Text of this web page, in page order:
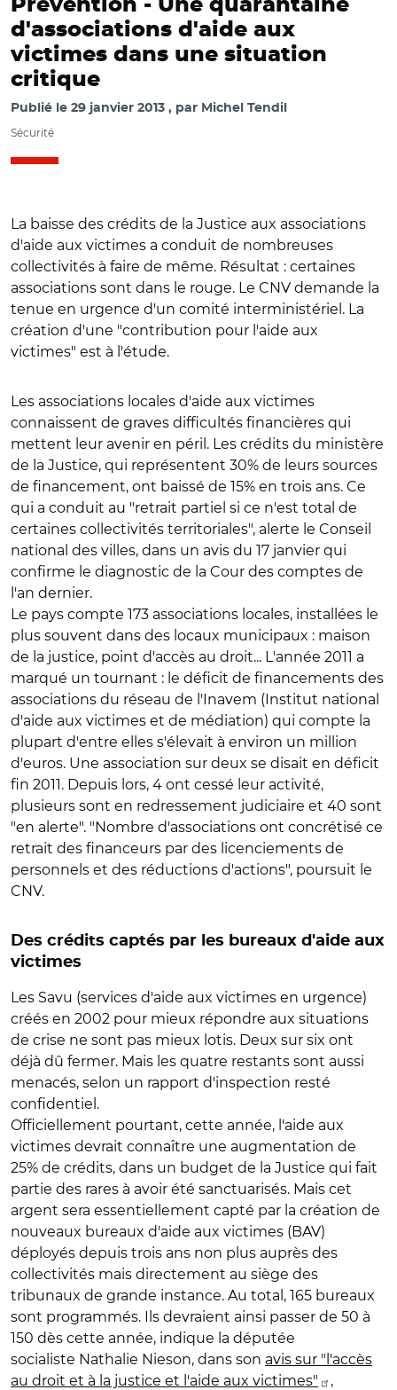
Prévention - Une quarantaine
d'associations d'aide aux
victimes dans une situation
critique
Publié le 29 janvier 2013 par Michel Tendil
Sécurité
La baisse des crédits de la Justice aux associations
d'aide aux victimes a conduit de nombreuses
collectivités à faire de même. Résultat : certaines
associations sont dans le rouge. Le CNV demande la
tenue en urgence d'un comité interministériel. La
création d'une "contribution pour l'aide aux
victimes" est à l'étude.
Les associations locales d'aide aux victimes
connaissent de graves difficultés financières qui
mettent leur avenir en péril. Les crédits du ministère
de la Justice, qui représentent 30% de leurs sources
de financement, ont baissé de 15% en trois ans. Ce
qui a conduit au "retrait partiel si ce n'est total de
certaines collectivités territoriales", alerte le Conseil
national des villes, dans un avis du 17 janvier qui
confirme le diagnostic de la Cour des comptes de
l'an dernier.
Le pays compte 173 associations locales, installées le
plus souvent dans des locaux municipaux : maison
de la justice, point d'accès au droit... L'année 2011 a
marqué un tournant : le déficit de financements des
associations du réseau de l'Inavem (Institut national
d'aide aux victimes et de médiation) qui compte la
plupart d'entre elles s'élevait à environ un million
d'euros. Une association sur deux se disait en déficit
fin 2011. Depuis lors, 4 ont cessé leur activité,
plusieurs sont en redressement judiciaire et 40 sont
"en alerte". "Nombre d'associations ont concrétisé ce
retrait des financeurs par des licenciements de
personnels et des réductions d'actions", poursuit le
CNV.
Des crédits captés par les bureaux d'aide aux
victimes
Les Savu (services d'aide aux victimes en urgence)
créés en 2002 pour mieux répondre aux situations
de crise ne sont pas mieux lotis. Deux sur six ont
déjà dû fermer. Mais les quatre restants sont aussi
menacés, selon un rapport d'inspection resté
confidentiel.
Officiellement pourtant, cette année, l'aide aux
victimes devrait connaître une augmentation de
25% de crédits, dans un budget de la Justice qui fait
partie des rares à avoir été sanctuarisés. Mais cet
argent sera essentiellement capté par la création de
nouveaux bureaux d'aide aux victimes (BAV)
déployés depuis trois ans non plus auprès des
collectivités mais directement au siège des
tribunaux de grande instance. Au total, 165 bureaux
sont programmés. Ils devraient ainsi passer de 50 à
150 dès cette année, indique la députée
socialiste Nathalie Nieson, dans son avis sur "l'accès
au droit et à la justice et l'aide aux victimes"
,